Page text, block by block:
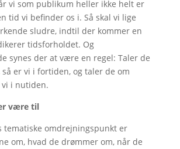
vi som publikum heller ikke helt er
tid vi befinder os i. Så skal vi lige
sludre, indtil der kommer en
tidsforholdet. Og
synes der at være en regel: Taler de
er vi i fortiden, og taler de om
i nutiden.
være til
tematiske omdrejningspunkt er
om, hvad de drømmer om, når de